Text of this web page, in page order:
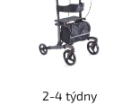
2-4 týdny